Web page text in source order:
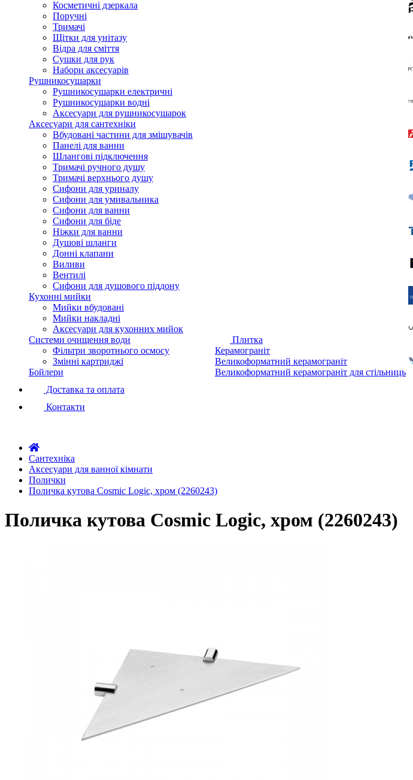
Косметичні дзеркала
Поручні
Тримачі
Щітки для унітазу
Відра для сміття
Сушки для рук
Набори аксесуарів
Рушникосушарки
Рушникосушарки електричні
Рушникосушарки водні
Аксесуари для рушникосушарок
Аксесуари для сантехніки
Вбудовані частини для змішувачів
Панелі для ванни
Шлангові підключення
Тримачі ручного душу
Тримачі верхнього душу
Сифони для уриналу
Сифони для умивальника
Сифони для ванни
Сифони для біде
Ніжки для ванни
Душові шланги
Донні клапани
Виливи
Вентилі
Сифони для душового піддону
Кухонні мийки
Мийки вбудовані
Мийки накладні
Аксесуари для кухонних мийок
Системи очищення води
Фільтри зворотнього осмосу
Змінні картриджі
Бойлери
Плитка
Керамограніт
Великоформатний керамограніт
Великоформатний керамограніт для стільниць
Доставка та оплата
Контакти
Сантехніка
Аксесуари для ванної кімнати
Полички
Поличка кутова Cosmic Logic, хром (2260243)
Поличка кутова Cosmic Logic, хром (2260243)